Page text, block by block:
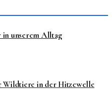
in unserem Alltag
Wildtiere in der Hitzewelle